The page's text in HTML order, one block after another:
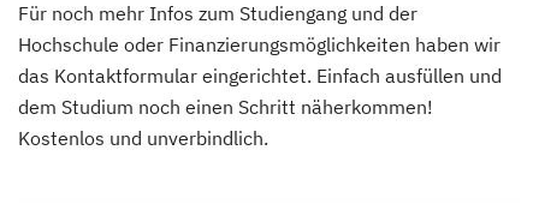
Für noch mehr Infos zum Studiengang und der
Hochschule oder Finanzierungsmöglichkeiten haben wir
das Kontaktformular eingerichtet. Einfach ausfüllen und
dem Studium noch einen Schritt näherkommen!
Kostenlos und unverbindlich.